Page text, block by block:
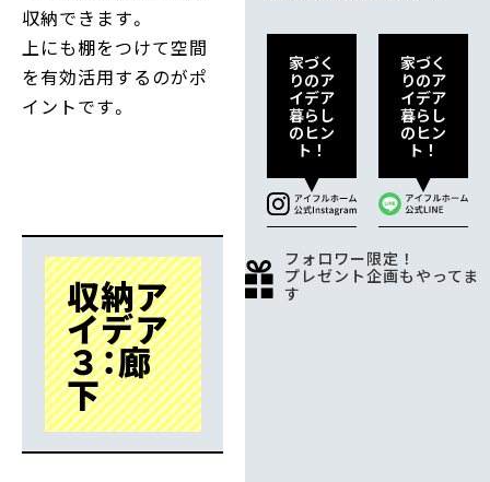
収納できます。
上にも棚をつけて空間
を有効活用するのがポ
イントです。
収納ア
イデア
３：廊
下
家づく
りのア
イデア
暮らし
のヒン
ト！
家づく
りのア
イデア
暮らし
のヒン
ト！
フォロワー限定！
プレゼント企画もやってま
す